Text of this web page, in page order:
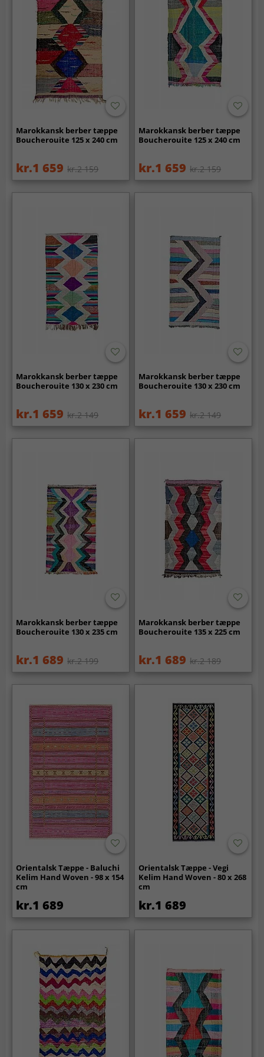
Marokkansk berber tæppe
Boucherouite 125 x 240 cm
kr.1 659 kr.2 159
Marokkansk berber tæppe
Boucherouite 125 x 240 cm
kr.1 659 kr.2 159
Marokkansk berber tæppe
Boucherouite 130 x 230 cm
kr.1 659 kr.2 149
Marokkansk berber tæppe
Boucherouite 130 x 230 cm
kr.1 659 kr.2 149
Marokkansk berber tæppe
Boucherouite 130 x 235 cm
kr.1 689 kr.2 199
Marokkansk berber tæppe
Boucherouite 135 x 225 cm
kr.1 689 kr.2 189
Orientalsk Tæppe - Baluchi
Kelim Hand Woven - 98 x 154
cm
kr.1 689
Orientalsk Tæppe - Vegi
Kelim Hand Woven - 80 x 268
cm
kr.1 689